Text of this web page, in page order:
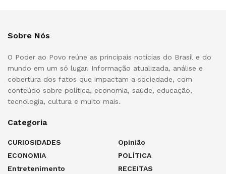
Sobre Nós
O Poder ao Povo reúne as principais notícias do Brasil e do
mundo em um só lugar. Informação atualizada, análise e
cobertura dos fatos que impactam a sociedade, com
conteúdo sobre política, economia, saúde, educação,
tecnologia, cultura e muito mais.
Categoria
CURIOSIDADES
ECONOMIA
Entretenimento
Opinião
POLÍTICA
RECEITAS